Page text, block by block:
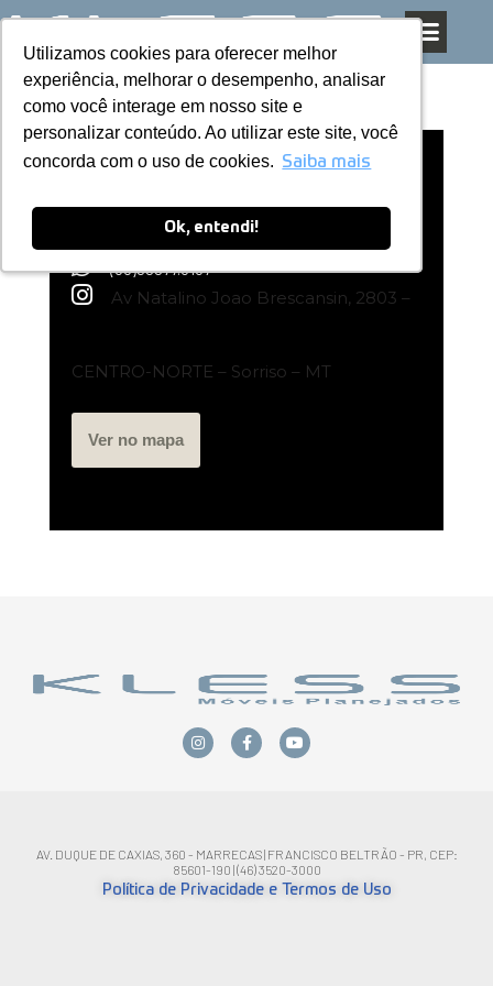
Utilizamos cookies para oferecer melhor
experiência, melhorar o desempenho, analisar
como você interage em nosso site e
personalizar conteúdo. Ao utilizar este site, você
concorda com o uso de cookies. Saiba mais
Ok, entendi!
Utilizamos cookies para oferecer melhor
experiência, melhorar o desempenho, analisar
como você interage em nosso site e
personalizar conteúdo. Ao utilizar este site, você
concorda com o uso de cookies. Saiba mais
Ok, entendi!
Pular
para
o
conteúdo
Loja Exclusiva Kless | Sorriso – MT
(66)99977.3137
Av Natalino Joao Brescansin, 2803 –
CENTRO-NORTE – Sorriso – MT
Ver no mapa
AV. DUQUE DE CAXIAS, 360 - MARRECAS | FRANCISCO BELTRÃO - PR, CEP:
85601-190 | (46) 3520-3000
Política de Privacidade e Termos de Uso